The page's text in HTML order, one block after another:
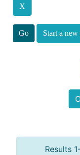
Start a new
Results